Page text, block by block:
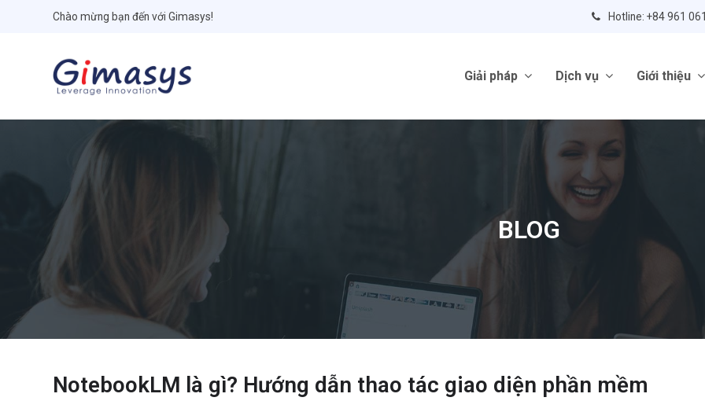
Chào mừng bạn đến với Gimasys! Hotline: +84 961
Giải pháp Dịch vụ Giới thiệu
BLOG
NotebookLM là gì? Hướng dẫn thao tác giao diện phần mềm